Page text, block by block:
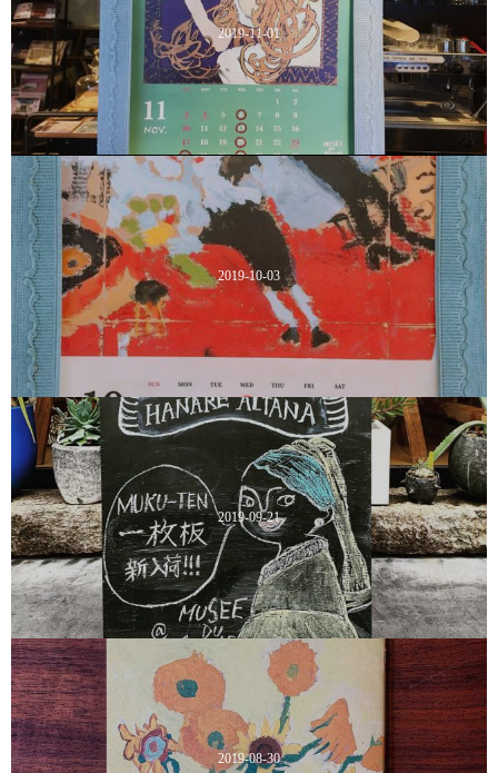
2019-11-01
2019-10-03
2019-09-21
2019-08-30